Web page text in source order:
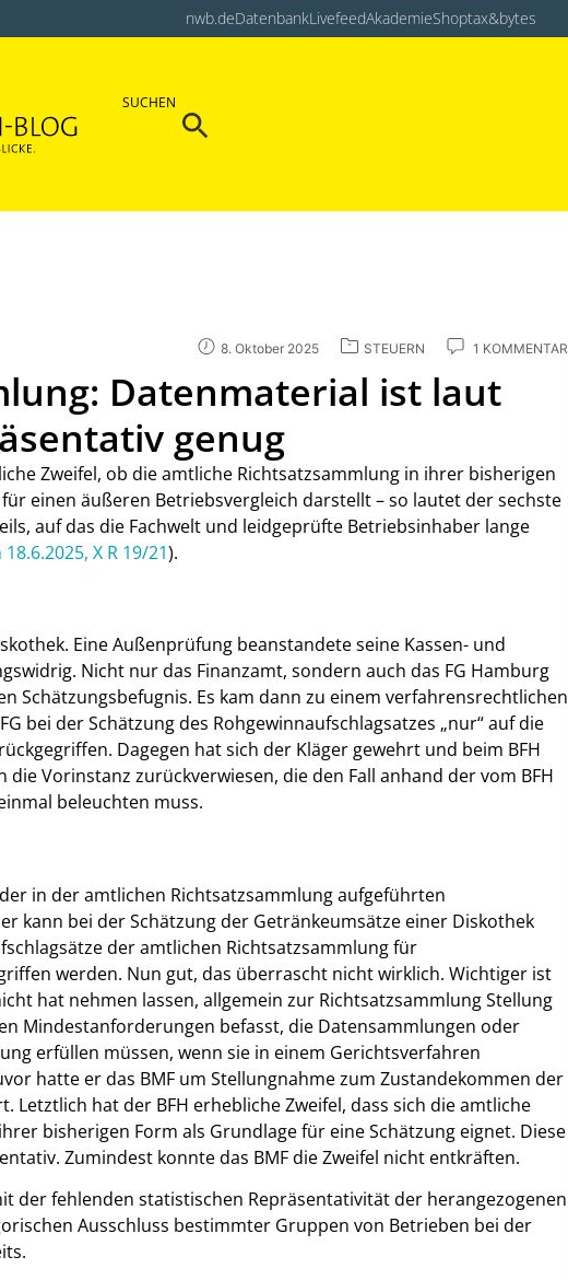
nwb.deDatenbankLivefeedAkademieShoptax&bytes
SUCHEN
Search
8. Oktober 2025 STEUERN 1 KOMMENTAR
Datenmaterial ist laut
genug
Zweifel, ob die amtliche Richtsatzsammlung in ihrer bisherigen
einen äußeren Betriebsvergleich darstellt – so lautet der sechste
auf das die Fachwelt und leidgeprüfte Betriebsinhaber lange
X R 19/21).
Eine Außenprüfung beanstandete seine Kassen- und
Nicht nur das Finanzamt, sondern auch das FG Hamburg
Schätzungsbefugnis. Es kam dann zu einem verfahrensrechtlichen
bei der Schätzung des Rohgewinnaufschlagsatzes „nur“ auf die
Dagegen hat sich der Kläger gewehrt und beim BFH
die Vorinstanz zurückverwiesen, die den Fall anhand der vom BFH
beleuchten muss.
in der amtlichen Richtsatzsammlung aufgeführten
kann bei der Schätzung der Getränkeumsätze einer Diskothek
der amtlichen Richtsatzsammlung für
werden. Nun gut, das überrascht nicht wirklich. Wichtiger ist
hat nehmen lassen, allgemein zur Richtsatzsammlung Stellung
Mindestanforderungen befasst, die Datensammlungen oder
erfüllen müssen, wenn sie in einem Gerichtsverfahren
hatte er das BMF um Stellungnahme zum Zustandekommen der
Letztlich hat der BFH erhebliche Zweifel, dass sich die amtliche
bisherigen Form als Grundlage für eine Schätzung eignet. Diese
Zumindest konnte das BMF die Zweifel nicht entkräften.
der fehlenden statistischen Repräsentativität der herangezogenen
Ausschluss bestimmter Gruppen von Betrieben bei der